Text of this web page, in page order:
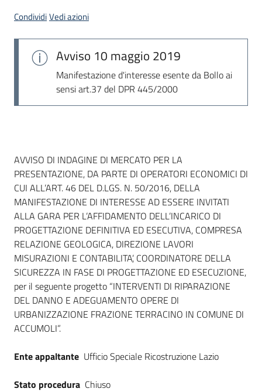
CondividiVedi azioni
Avviso 10 maggio 2019
Manifestazione d'interesse esente da Bollo ai
sensi art.37 del DPR 445/2000
Dati del bando
AVVISO DI INDAGINE DI MERCATO PER LA
PRESENTAZIONE, DA PARTE DI OPERATORI ECONOMICI DI
CUI ALL’ART. 46 DEL D.LGS. N. 50/2016, DELLA
MANIFESTAZIONE DI INTERESSE AD ESSERE INVITATI
ALLA GARA PER L’AFFIDAMENTO DELL’INCARICO DI
PROGETTAZIONE DEFINITIVA ED ESECUTIVA, COMPRESA
RELAZIONE GEOLOGICA, DIREZIONE LAVORI
MISURAZIONI E CONTABILITA’, COORDINATORE DELLA
SICUREZZA IN FASE DI PROGETTAZIONE ED ESECUZIONE,
per il seguente progetto “INTERVENTI DI RIPARAZIONE
DEL DANNO E ADEGUAMENTO OPERE DI
URBANIZZAZIONE FRAZIONE TERRACINO IN COMUNE DI
ACCUMOLI”.
Ente appaltante Ufficio Speciale Ricostruzione Lazio
Stato procedura Chiuso